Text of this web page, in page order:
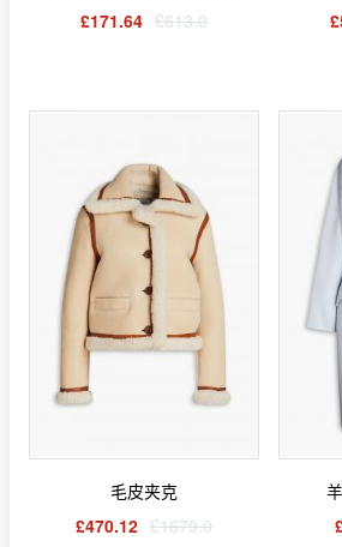
£171.64 £613.0
毛皮夹克
£470.12 £1679.0